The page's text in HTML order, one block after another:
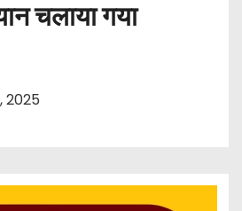
चलाया गया
2025